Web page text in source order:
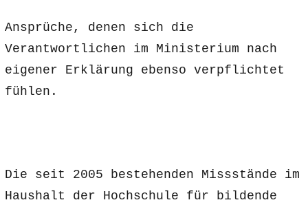
Ansprüche, denen sich die
Verantwortlichen im Ministerium nach
eigener Erklärung ebenso verpflichtet
fühlen.
Die seit 2005 bestehenden Missstände im
Haushalt der Hochschule für bildende